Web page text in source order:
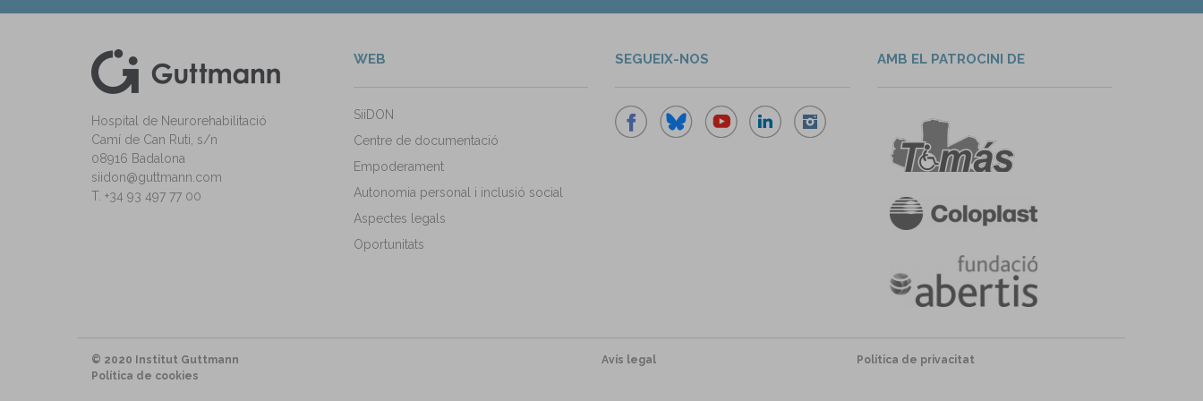
Hospital de Neurorehabilitació
Camí de Can Ruti, s/n
08916 Badalona
siidon@guttmann.com
T. +34 93 497 77 00
WEB
SiiDON
Centre de documentació
Empoderament
Autonomia personal i inclusió social
Aspectes legals
Oportunitats
SEGUEIX-NOS AMB EL PATROCINI DE
© 2020 Institut Guttmann Avís legal
Política de privacitat
Política de cookies